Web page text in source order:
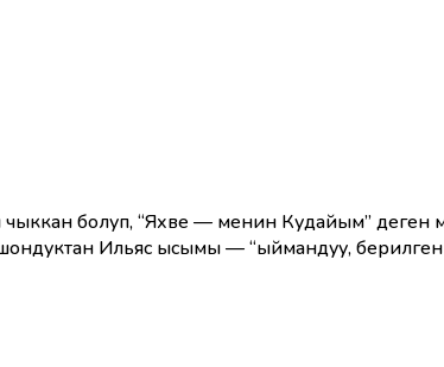
Ильяс ысымы — “ыймандуу,